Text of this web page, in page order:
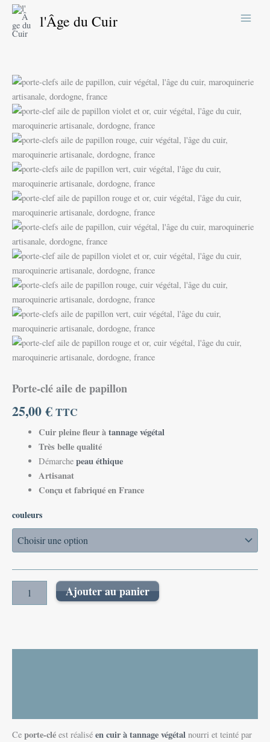
Aller
contenu
l'Âge du Cuir
Porte-clé aile de papillon
25,00€TTC
Cuir pleine fleur àtannage végétal
Très belle qualité
Démarche peau éthique
Artisanat
Conçu et fabriqué en France
couleurs
quantité
Porte-
clé
aile
de
papillon
Ajouter au panier
Ce porte-clé est réalisé en cuir à tannage végétal nourri et teinté par